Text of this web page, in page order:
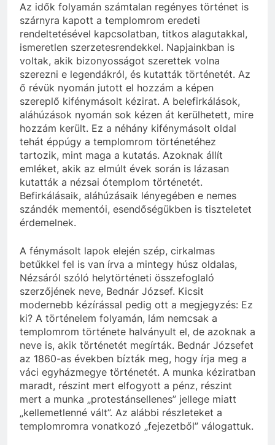
Az idők folyamán számtalan regényes történet is
szárnyra kapott a templomrom eredeti
rendeltetésével kapcsolatban, titkos alagutakkal,
ismeretlen szerzetesrendekkel. Napjainkban is
voltak, akik bizonyosságot szerettek volna
szerezni e legendákról, és kutatták történetét. Az
ő révük nyomán jutott el hozzám a képen
szereplő kifénymásolt kézirat. A belefirkálások,
aláhúzások nyomán sok kézen át kerülhetett, mire
hozzám került. Ez a néhány kifénymásolt oldal
tehát éppúgy a templomrom történetéhez
tartozik, mint maga a kutatás. Azoknak állít
emléket, akik az elmúlt évek során is lázasan
kutatták a nézsai ótemplom történetét.
Befirkálásaik, aláhúzásaik lényegében e nemes
szándék mementói, esendőségükben is tiszteletet
érdemelnek.
A fénymásolt lapok elején szép, cirkalmas
betűkkel fel is van írva a mintegy húsz oldalas,
Nézsáról szóló helytörténeti összefoglaló
szerzőjének neve, Bednár József. Kicsit
modernebb kézírással pedig ott a megjegyzés: Ez
ki? A történelem folyamán, lám nemcsak a
templomrom története halványult el, de azoknak a
neve is, akik történetét megírták. Bednár Józsefet
az 1860-as években bízták meg, hogy írja meg a
váci egyházmegye történetét. A munka kéziratban
maradt, részint mert elfogyott a pénz, részint
mert a munka „protestánsellenes” jellege miatt
„kellemetlenné vált”. Az alábbi részleteket a
templomromra vonatkozó „fejezetből” válogattuk.